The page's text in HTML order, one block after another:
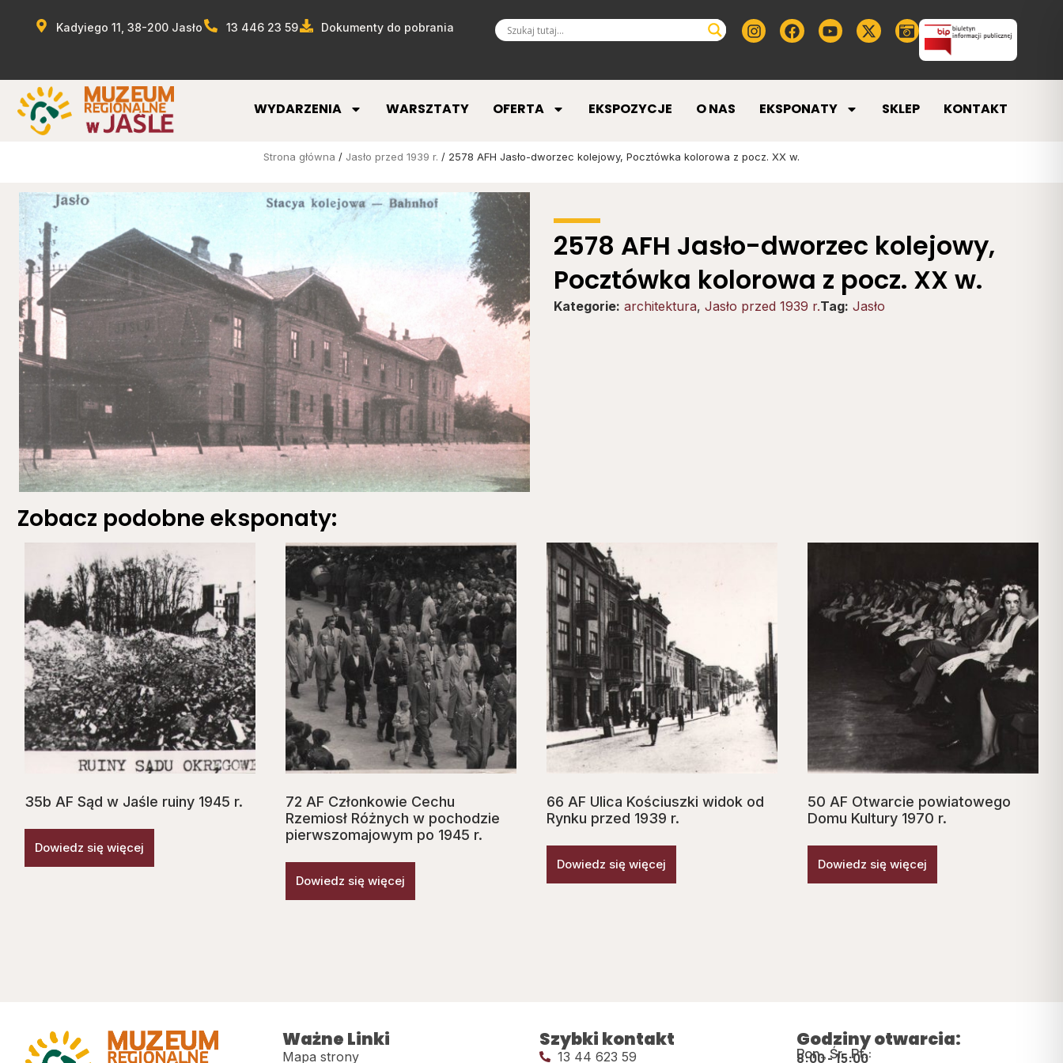
Kadyiego 11, 38-200 Jasło 13 446 23 59 Dokumenty do pobrania
WYDARZENIA WARSZTATY OFERTA EKSPOZYCJE O NAS EKSPONATY SKLEP KONTAKT
Strona główna / Jasło przed 1939 r. / 2578 AFH Jasło-dworzec kolejowy, Pocztówka kolorowa z pocz. XX w.
2578 AFH Jasło-dworzec kolejowy,
Pocztówka kolorowa z pocz. XX w.
Kategorie: architektura, Jasło przed 1939 r.Tag: Jasło
Zobacz podobne eksponaty:
35b AF Sąd w Jaśle ruiny 1945 r.
Dowiedz się więcej
72 AF Członkowie Cechu
Rzemiosł Różnych w pochodzie
pierwszomajowym po 1945 r.
Dowiedz się więcej
66 AF Ulica Kościuszki widok od
Rynku przed 1939 r.
Dowiedz się więcej
50 AF Otwarcie powiatowego
Domu Kultury 1970 r.
Dowiedz się więcej
Ważne Linki
Mapa strony
Szybki kontakt
13 44 623 59
Godziny otwarcia:
Pon., Śr., Pt.:
8:00 - 15:00